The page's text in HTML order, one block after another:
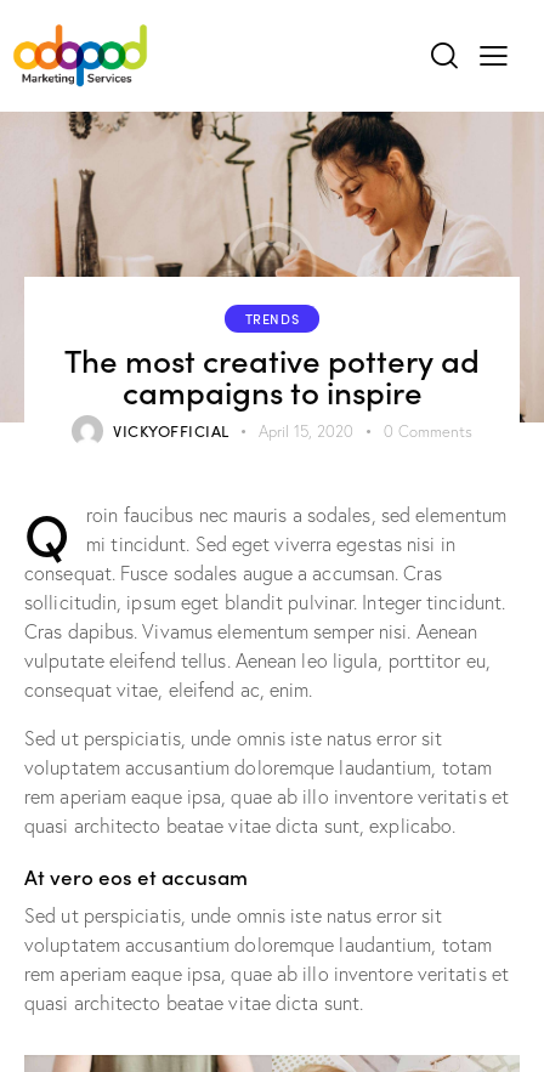
TRENDS
The most creative pottery ad
campaigns to inspire
VICKYOFFICIAL April 15, 2020 0 Comments
Q
roin faucibus nec mauris a sodales, sed elementum
mi tincidunt. Sed eget viverra egestas nisi in
consequat. Fusce sodales augue a accumsan. Cras
sollicitudin, ipsum eget blandit pulvinar. Integer tincidunt.
Cras dapibus. Vivamus elementum semper nisi. Aenean
vulputate eleifend tellus. Aenean leo ligula, porttitor eu,
consequat vitae, eleifend ac, enim.
Sed ut perspiciatis, unde omnis iste natus error sit
voluptatem accusantium doloremque laudantium, totam
rem aperiam eaque ipsa, quae ab illo inventore veritatis et
quasi architecto beatae vitae dicta sunt, explicabo.
At vero eos et accusam
Sed ut perspiciatis, unde omnis iste natus error sit
voluptatem accusantium doloremque laudantium, totam
rem aperiam eaque ipsa, quae ab illo inventore veritatis et
quasi architecto beatae vitae dicta sunt.